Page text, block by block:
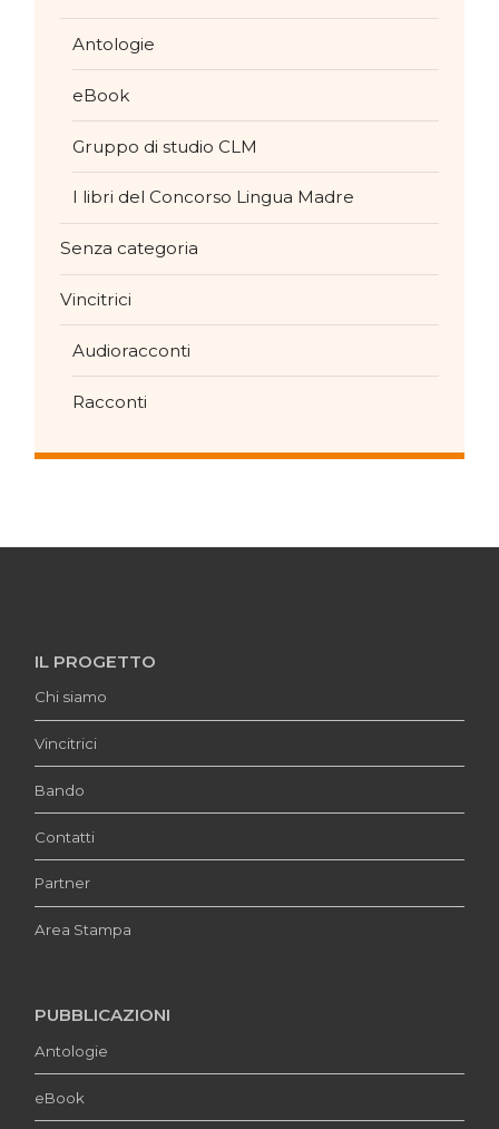
Antologie
eBook
Gruppo di studio CLM
I libri del Concorso Lingua Madre
Senza categoria
Vincitrici
Audioracconti
Racconti
IL PROGETTO
Chi siamo
Vincitrici
Bando
Contatti
Partner
Area Stampa
PUBBLICAZIONI
Antologie
eBook